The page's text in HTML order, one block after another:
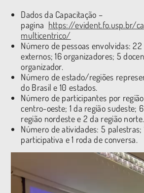
Dados da Capacitação –
pagina https://evident.fo.usp.br/
multicentrico/
Número de pessoas envolvidas:
externos; 16 organizadores; 5
organizador.
Número de estado/regiões
do Brasil e 10 estados.
Número de participantes por
centro-oeste; 1 da região sudeste;
região nordeste e 2 da região norte.
Número de atividades: 5 palestras;
participativa e 1 roda de conversa.